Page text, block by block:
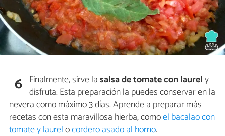
6 Finalmente, sirve lasalsa de tomate con laurely
disfruta. Esta preparación la puedes conservar en la
nevera como máximo 3 días. Aprende a preparar más
recetas con esta maravillosa hierba, comoel bacalao con
tomate y laurelocordero asado al horno.